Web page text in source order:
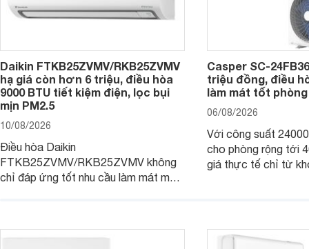
Daikin FTKB25ZVMV/RKB25ZVMV
hạ giá còn hơn 6 triệu, điều hòa
9000 BTU tiết kiệm điện, lọc bụi
mịn PM2.5
10/08/2026
Điều hòa Daikin
FTKB25ZVMV/RKB25ZVMV không
chỉ đáp ứng tốt nhu cầu làm mát mà
được bán với mức giá khá hấp dẫn
Casper SC-
triệu đồng, điều
làm mát tốt phòng
06/08/2026
Với công suất
cho phòng rộng tới
giá thực tế chỉ từ